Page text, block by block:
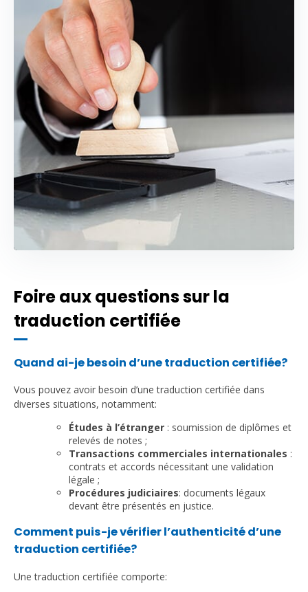
Foire aux questions sur la
traduction certifiée
Quand ai-je besoin d’une traduction certifiée?
Vous pouvez avoir besoin d’une traduction certifiée dans
diverses situations, notamment:
Études à l’étranger : soumission de diplômes et
relevés de notes ;
Transactions commerciales internationales :
contrats et accords nécessitant une validation
légale ;
Procédures judiciaires: documents légaux
devant être présentés en justice.
Comment puis-je vérifier l’authenticité d’une
traduction certifiée?
Une traduction certifiée comporte: